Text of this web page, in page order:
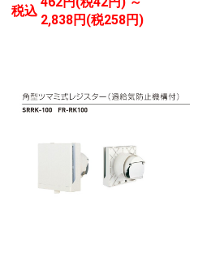
税込
2,838円(税258円)